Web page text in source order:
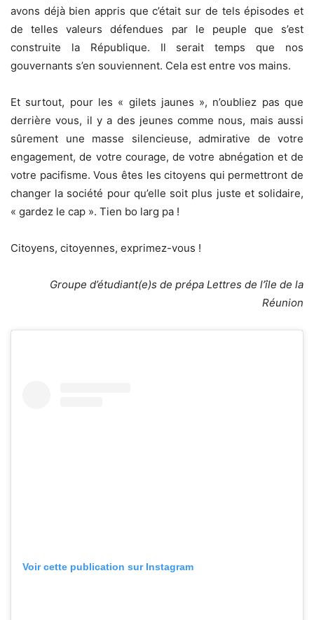
avons déjà bien appris que c’était sur de tels épisodes et
de telles valeurs défendues par le peuple que s’est
construite la République. Il serait temps que nos
gouvernants s’en souviennent. Cela est entre vos mains.
Et surtout, pour les « gilets jaunes », n’oubliez pas que
derrière vous, il y a des jeunes comme nous, mais aussi
sûrement une masse silencieuse, admirative de votre
engagement, de votre courage, de votre abnégation et de
votre pacifisme. Vous êtes les citoyens qui permettront de
changer la société pour qu’elle soit plus juste et solidaire,
« gardez le cap ». Tien bo larg pa !
Citoyens, citoyennes, exprimez-vous !
Groupe d’étudiant(e)s de prépa Lettres de l’île de la
Réunion
Voir cette publication sur Instagram